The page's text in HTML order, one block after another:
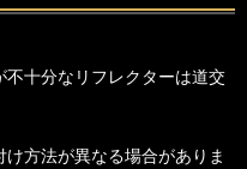
十分なリフレクターは道交
方法が異なる場合がありま